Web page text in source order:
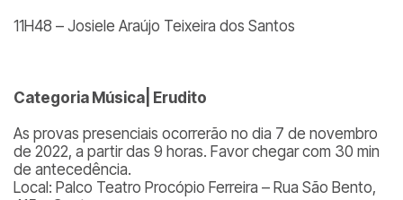
11H48 – Josiele Araújo Teixeira dos Santos
Categoria Música| Erudito
As provas presenciais ocorrerão no dia 7 de novembro
de 2022, a partir das 9 horas. Favor chegar com 30 min
de antecedência.
Local: Palco Teatro Procópio Ferreira – Rua São Bento,